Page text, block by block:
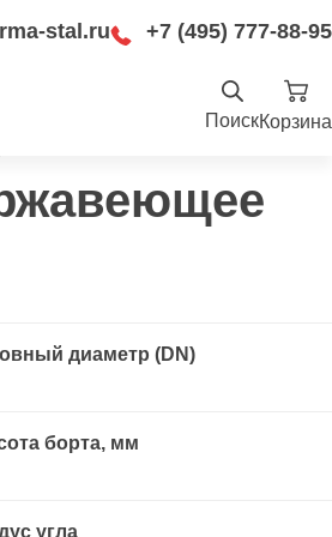
stal.ru +7 (495) 777-88-95
проспект, д. 8А, стр
1Б/15
ПоискКорзина
10Х17Н13М2Т
диаметр (DN)
борта, мм
угла